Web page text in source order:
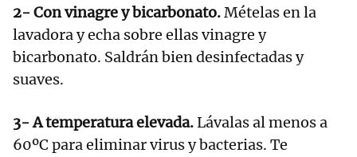
2- Con vinagre y bicarbonato.Mételas en la
lavadora y echa sobre ellas vinagre y
bicarbonato. Saldrán bien desinfectadas y
suaves.
3- A temperatura elevada.Lávalas al menos a
60ºC para eliminar virus y bacterias. Te